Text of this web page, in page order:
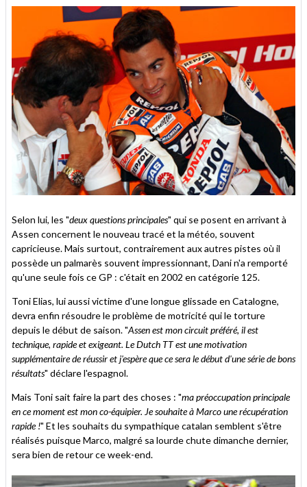
Selon lui, les "deux questions principales" qui se posent en arrivant à
Assen concernent le nouveau tracé et la météo, souvent
capricieuse. Mais surtout, contrairement aux autres pistes où il
possède un palmarès souvent impressionnant, Dani n'a remporté
qu'une seule fois ce GP : c'était en 2002 en catégorie 125.
Toni Elias, lui aussi victime d'une longue glissade en Catalogne,
devra enfin résoudre le problème de motricité qui le torture
depuis le début de saison. "Assen est mon circuit préféré, il est
technique, rapide et exigeant. Le Dutch TT est une motivation
supplémentaire de réussir et j'espère que ce sera le début d'une série de bons
résultats" déclare l'espagnol.
Mais Toni sait faire la part des choses : "ma préoccupation principale
en ce moment est mon co-équipier. Je souhaite à Marco une récupération
rapide !" Et les souhaits du sympathique catalan semblent s'être
réalisés puisque Marco, malgré sa lourde chute dimanche dernier,
sera bien de retour ce week-end.